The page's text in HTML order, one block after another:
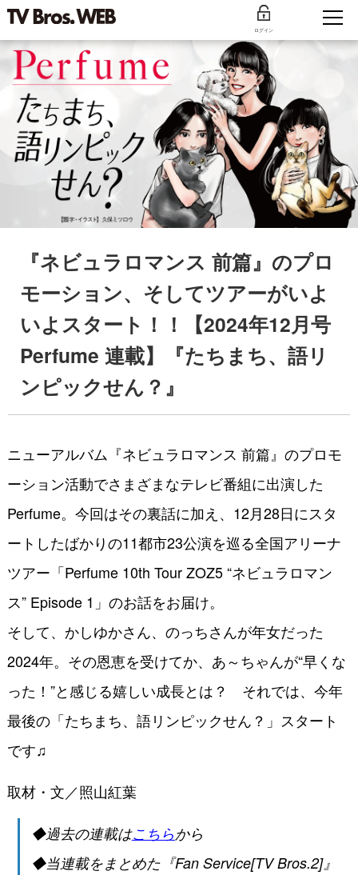
ログイン
『ネビュラロマンス 前篇』のプロ
モーション、そしてツアーがいよ
いよスタート！！【2024年12月号
Perfume 連載】『たちまち、語リ
ンピックせん？』
ニューアルバム『ネビュラロマンス 前篇』のプロモ
ーション活動でさまざまなテレビ番組に出演した
Perfume。今回はその裏話に加え、12月28日にスタ
ートしたばかりの11都市23公演を巡る全国アリーナ
ツアー「Perfume 10th Tour ZOZ5 “ネビュラロマン
ス” Episode 1」のお話をお届け。
そして、かしゆかさん、のっちさんが年女だった
2024年。その恩恵を受けてか、あ～ちゃんが“早くな
った！”と感じる嬉しい成長とは？ それでは、今年
最後の「たちまち、語リンピックせん？」スタート
です♫
取材・文／照山紅葉
◆過去の連載はこちらから
◆当連載をまとめた『Fan Service[TV Bros.2]』